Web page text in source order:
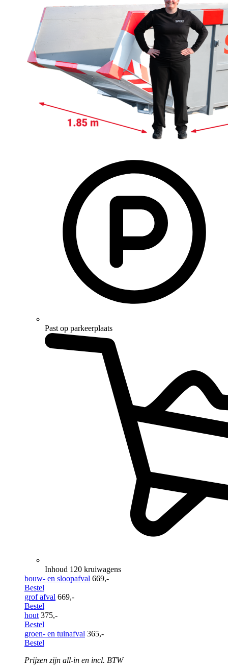
Past op parkeerplaats
Inhoud 120 kruiwagens
bouw- en sloopafval 669,-
Bestel
grof afval 669,-
Bestel
hout 375,-
Bestel
groen- en tuinafval 365,-
Bestel
Prijzen zijn all-in en incl. BTW